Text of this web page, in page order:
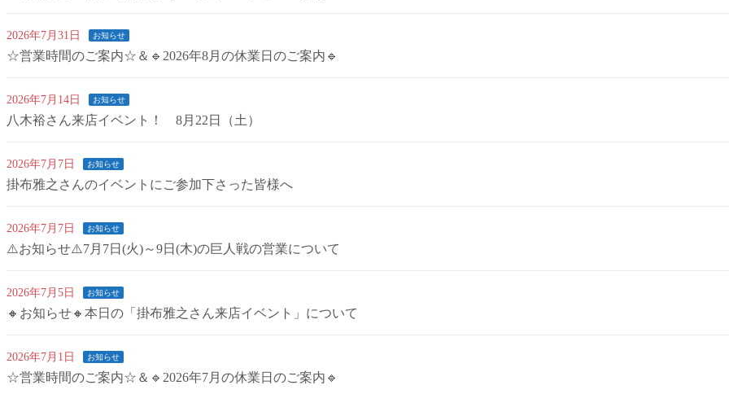
2026年7月31日 お知らせ
☆営業時間のご案内☆＆🔹2026年8月の休業日のご案内🔹
2026年7月14日 お知らせ
八木裕さん来店イベント！ 8月22日（土）
2026年7月7日 お知らせ
掛布雅之さんのイベントにご参加下さった皆様へ
2026年7月7日 お知らせ
⚠️お知らせ⚠️7月7日(火)～9日(木)の巨人戦の営業について
2026年7月5日 お知らせ
🔸お知らせ🔸本日の「掛布雅之さん来店イベント」について
2026年7月1日 お知らせ
☆営業時間のご案内☆＆🔹2026年7月の休業日のご案内🔹